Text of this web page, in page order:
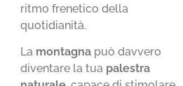
ritmo frenetico della
quotidianità.
La montagna può davvero
diventare la tua palestra